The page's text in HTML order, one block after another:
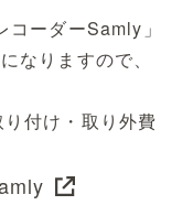
ーダーSamly」
なりますので、
付け・取り外費